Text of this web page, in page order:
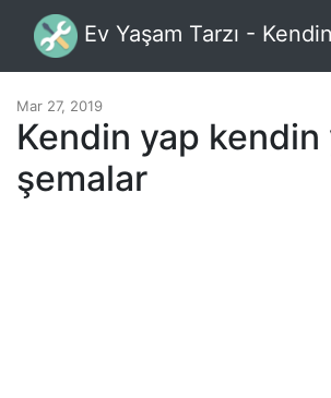
Ev Yaşam Tarzı -
Mar 27, 2019
Kendin yap kendin
şemalar